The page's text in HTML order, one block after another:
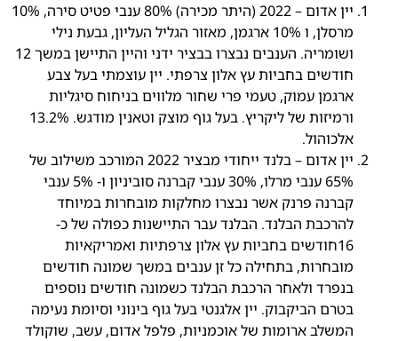
יין אדום – 2022 (היתר מכירה) 80% ענבי פטיט סירה, 10%
מרסלן, ו 10% ארגמן, מאזור הגליל העליון, גבעת נילי
ושומריה. הענבים נבצרו בבציר ידני והיין התיישן במשך 12
חודשים בחביות עץ אלון צרפתי. יין עוצמתי בעל צבע
ארגמן עמוק, טעמי פרי שחור מלווים בניחוח סיגליות
ורמיזות של ליקריץ. בעל גוף מוצק וטאנין מודגש. 13.2%
אלכוהול.
יין אדום – בלנד ייחודי מבציר 2022 המורכב משילוב של
65% ענבי מרלו, 30% ענבי קברנה סוביניון ו- 5% ענבי
קברנה פרנק אשר נבצרו מחלקות מובחרות במיוחד
להרכבת הבלנד. הבלנד עבר התיישנות כפולה של כ-
16חודשים בחביות עץ אלון צרפתיות ואמריקאיות
מובחרות, בתחילה כל זן ענבים במשך שמונה חודשים
בנפרד ולאחר הרכבת הבלנד כשמונה חודשים נוספים
בטרם הביקבוק. יין אלגנטי בעל גוף בינוני וסיומת נעימה
המשלב ארומות של אוכמניות, פלפל אדום, עשב, שוקולד